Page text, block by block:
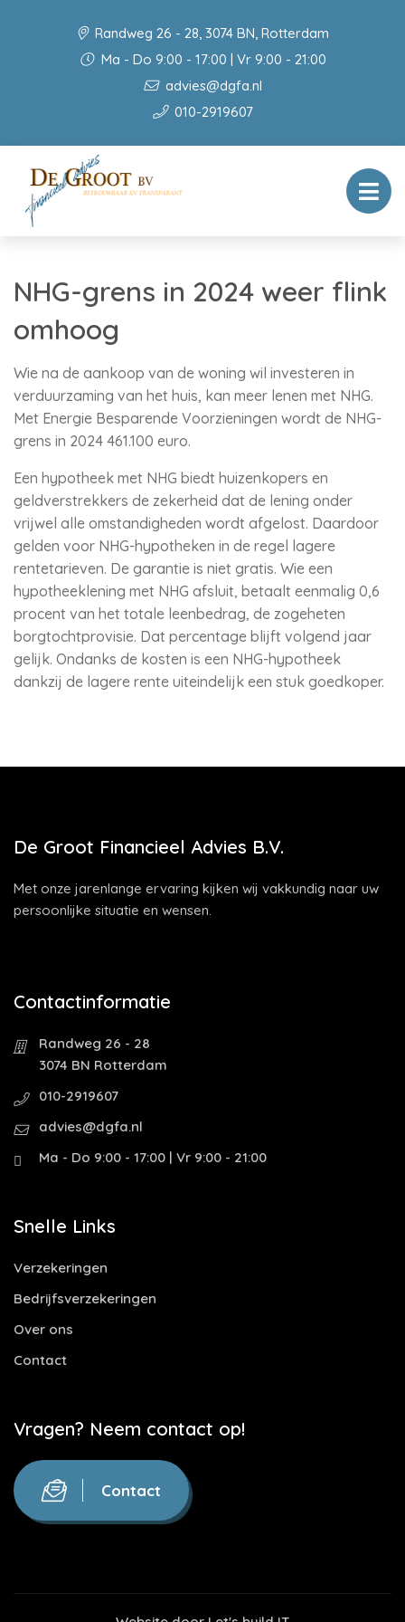
Randweg 26 - 28, 3074 BN, Rotterdam
Ma - Do 9:00 - 17:00 | Vr 9:00 - 21:00
advies@dgfa.nl
010-2919607
NHG-grens in 2024 weer flink
omhoog
Wie na de aankoop van de woning wil investeren in
verduurzaming van het huis, kan meer lenen met NHG.
Met Energie Besparende Voorzieningen wordt de NHG-
grens in 2024 461.100 euro.
Een hypotheek met NHG biedt huizenkopers en
geldverstrekkers de zekerheid dat de lening onder
vrijwel alle omstandigheden wordt afgelost. Daardoor
gelden voor NHG-hypotheken in de regel lagere
rentetarieven. De garantie is niet gratis. Wie een
hypotheeklening met NHG afsluit, betaalt eenmalig 0,6
procent van het totale leenbedrag, de zogeheten
borgtochtprovisie. Dat percentage blijft volgend jaar
gelijk. Ondanks de kosten is een NHG-hypotheek
dankzij de lagere rente uiteindelijk een stuk goedkoper.
De Groot Financieel Advies B.V.
Met onze jarenlange ervaring kijken wij vakkundig naar uw
persoonlijke situatie en wensen.
Contactinformatie
Randweg 26 - 28
3074 BN Rotterdam
010-2919607
advies@dgfa.nl
Ma - Do 9:00 - 17:00 | Vr 9:00 - 21:00
Snelle Links
Verzekeringen
Bedrijfsverzekeringen
Over ons
Contact
Vragen? Neem contact op!
Contact